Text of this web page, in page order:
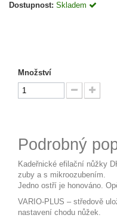
Dostupnost: Skladem
Množství
Podrobný
Kadeřnické efilační nůžky
zuby a s mikroozubením.
Jedno ostří je honováno.
VARIO-PLUS – středově
nastavení chodu nůžek.